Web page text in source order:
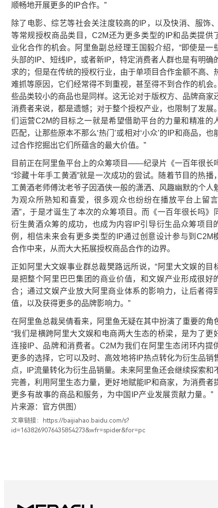
顺畅地开展更多的IP合作。”
除了电影、综艺等社会关注度较高的IP，以及快消、服饰
等常规授权商品类目，C2M还为更多类型的IP和品类提供
业化合作的机会。阿里鱼副总经理王国毅介绍，“即使是一
头部的IP、短线IP，或者新IP，特定消费者人群也是有明确
求的；但是在传统的授权行业，由于单项目合作金额不高、
难抓等原因，它们经常得不到重视，甚至得不到合作的机会
些品类较小的商品也是同样。这无论对于版权方、品牌商家
消费者来说，都是遗憾；对于整个授权产业，也限制了发展
们运营C2M的目标之一就是希望借助平台的力量和精准的
匹配，让那些原本不那么‘热门’或相对‘小众’的IP和商品，也
过合作挖掘出它们所蕴含的最大价值。”
目前正在阿里鱼平台上的众筹项目——纪录片《一百年很长
“珍藏十年手工黄酒”就是一次成功的尝试。随着节目的热播
工黄酒老师傅沈老爷子因酒侠一般的潇洒、风趣幽默的个人
为观众所熟知和喜爱，很多观众也纷纷在播放平台上留言
酒”，于是才诞生了本次的众筹项目。而《一百年很长吗》
衍生黄酒众筹的成功，也成为内容IP引导衍生品众筹项目
例，相信未来会有更多类型的IP通过创意设计参与到C2M
合作中来，从而大大拓展授权商品合作的边界。
正如阿里大文娱事业群总裁樊路远所说，“阿里大文娱的目
是把整个阿里巴巴集团的商业价值，和文娱产业形成很好
合；通过文娱产业放大阿里商业体系的影响力，让后者得
值，以及获得更多的品牌影响力。”
在阿里鱼总裁吴倩看来，阿里鱼无疑在其中扮演了重要的角
“我们是横跨阿里大文娱和电商两大生态的桥梁，是为了更
连接IP、品牌和消费者。C2M为我们在阿里生态闭环内提
更多的选择，它可以及时、高效地将IP热点转化为衍生品销
点，IP流量转化为衍生品销量。未来阿里鱼还会继续探索和
完善，利用阿里生态力量，更好地赋能IP和商家，为消费者
更多有故事的商品和服务，为中国IP产业发展贡献力量。”
片来源：官方供图）
文章链接：https://baijiahao.baidu.com/s?
id=1638269076435854273&wfr=spider&for=pc